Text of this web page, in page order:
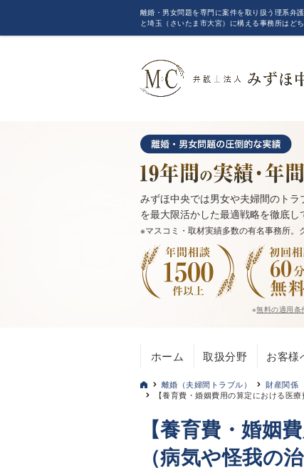
離婚・男女問題を専門に案件を取り扱う理系弁
と埼玉（さいたま市大宮）に構える事務所はどち
みずほ中央では男女や夫婦間のト
を最大限活かした最適戦略を徹底し
※マスコミ・取材実績多数の有名事務所。
※無料の適用条
ホーム 取扱分野 お客様
離婚（夫婦間トラブル） 財産関係
【養育費・婚姻費用の算定における医
【養育費・婚姻
（病気や怪我の